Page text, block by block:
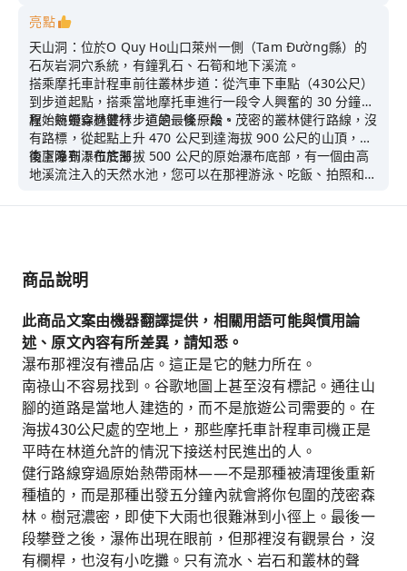
亮點
天山洞：位於O Quy Ho山口萊州一側（Tam Đường縣）的
石灰岩洞穴系統，有鐘乳石、石筍和地下溪流。
搭乘摩托車計程車前往叢林步道：從汽車下車點（430公尺）
到步道起點，搭乘當地摩托車進行一段令人興奮的 30 分鐘旅
程，蜿蜒穿過叢林步道的最後一段。
原始熱帶森林健行：這是一條原始、茂密的叢林健行路線，沒
有路標，從起點上升 470 公尺到達海拔 900 公尺的山頂，然
後下降到瀑布底部。
南盧瀑布：位於海拔 500 公尺的原始瀑布底部，有一個由高
地溪流注入的天然水池，您可以在那裡游泳、吃飯、拍照和休
商品說明
此商品文案由機器翻譯提供，相關用語可能與慣用論
述、原文內容有所差異，請知悉。
瀑布那裡沒有禮品店。這正是它的魅力所在。
南祿山不容易找到。谷歌地圖上甚至沒有標記。通往山
腳的道路是當地人建造的，而不是旅遊公司需要的。在
海拔430公尺處的空地上，那些摩托車計程車司機正是
平時在林道允許的情況下接送村民進出的人。
健行路線穿過原始熱帶雨林——不是那種被清理後重新
種植的，而是那種出發五分鐘內就會將你包圍的茂密森
林。樹冠濃密，即使下大雨也很難淋到小徑上。最後一
段攀登之後，瀑佈出現在眼前，但那裡沒有觀景台，沒
有欄桿，也沒有小吃攤。只有流水、岩石和叢林的聲